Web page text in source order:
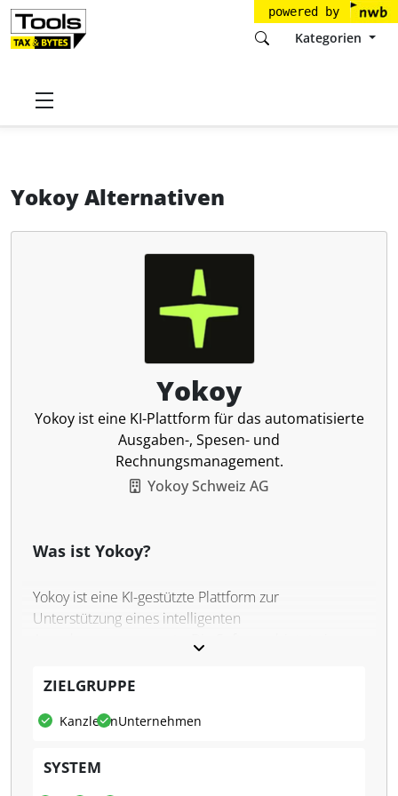
powered by
Kategorien
Startseite
Yokoy Alternativen
Yokoy
Yokoy ist eine KI-Plattform für das automatisierte
Ausgaben-, Spesen- und
Rechnungsmanagement.
Yokoy Schweiz AG
Was ist Yokoy?
Yokoy ist eine KI-gestützte Plattform zur
Unterstützung eines intelligenten
Spesenabrechnungen und Firmenkartenzahlungen.
automatisieren, zu kontrollieren und transparent zu
modularen Aufbau aus, der eine Integration in
ZIELGRUPPE
KanzleienUnternehmen
SYSTEM